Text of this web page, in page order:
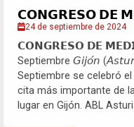
𝗖𝗢𝗡𝗚𝗥𝗘𝗦𝗢 𝗗𝗘
24 de septiembre de 2024
𝗖𝗢𝗡𝗚𝗥𝗘𝗦𝗢 𝗗𝗘
Septiembre 𝘎𝘪𝘫𝘰́𝘯
Septiembre se celebró
cita más importante de
lugar en Gijón. ABL